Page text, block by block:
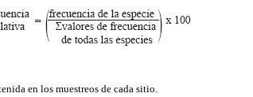
en los muestreos de cada sitio.